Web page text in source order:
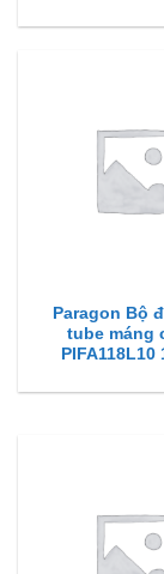
Paragon Bộ
tube máng
PIFA118L10